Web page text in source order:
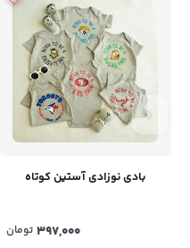
بادی نوزادی آستین کوتاه
397,000 تومان